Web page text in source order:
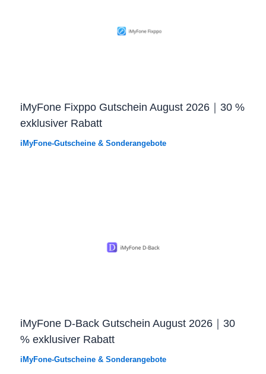
iMyFone Fixppo Gutschein August 2026｜30 %
exklusiver Rabatt
iMyFone-Gutscheine & Sonderangebote
iMyFone D-Back Gutschein August 2026｜30
% exklusiver Rabatt
iMyFone-Gutscheine & Sonderangebote